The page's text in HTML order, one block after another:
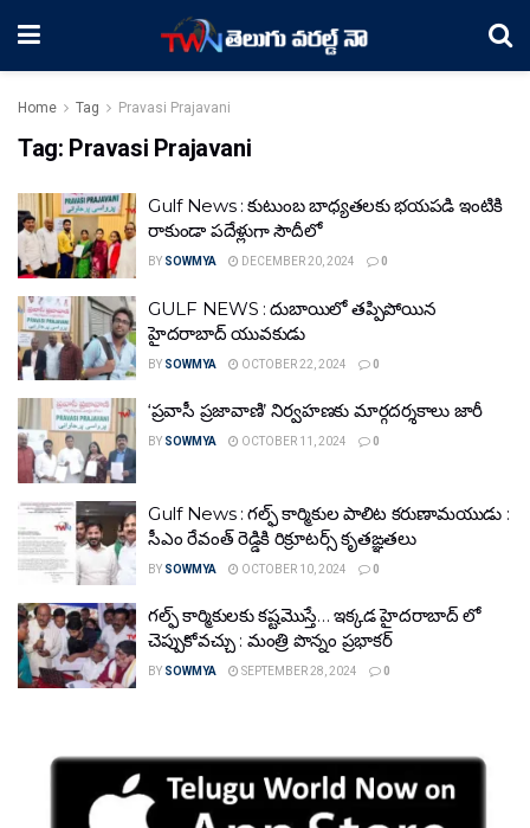
Home Tag Pravasi Prajavani
Tag: Pravasi Prajavani
Gulf News : కుటుంబ బాధ్యతలకు భయపడి ఇంటికి
రాకుండా పదేళ్లుగా సౌదీలో
BY SOWMYA DECEMBER 20, 2024 0
GULF NEWS : దుబాయిలో తప్పిపోయిన
హైదరాబాద్ యువకుడు
BY SOWMYA OCTOBER 22, 2024 0
‘ప్రవాసీ ప్రజావాణి’ నిర్వహణకు మార్గదర్శకాలు జారీ
BY SOWMYA OCTOBER 11, 2024 0
Gulf News : గల్ఫ్ కార్మికుల పాలిట కరుణామయుడు :
సీఎం రేవంత్ రెడ్డికి రిక్రూటర్స్ కృతఙ్ఞతలు
BY SOWMYA OCTOBER 10, 2024 0
గల్ఫ్ కార్మికులకు కష్టమొస్తే… ఇక్కడ హైదరాబాద్ లో
చెప్పుకోవచ్చు : మంత్రి పొన్నం ప్రభాకర్
BY SOWMYA SEPTEMBER 28, 2024 0